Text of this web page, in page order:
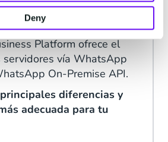
Deny
Platform ofrece el
servidores vía WhatsApp
On-Premise API.
diferencias y
adecuada para tu